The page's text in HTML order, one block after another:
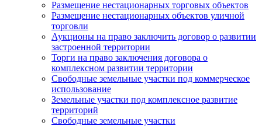
Размещение нестационарных торговых объектов
Размещение нестационарных объектов уличной
торговли
Аукционы на право заключить договор о развитии
застроенной территории
Торги на право заключения договора о
комплексном развитии территории
Свободные земельные участки под коммерческое
использование
Земельные участки под комплексное развитие
территорий
Свободные земельные участки